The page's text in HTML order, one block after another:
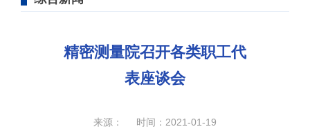
精密测量院召开各类职工代
表座谈会
来源： 时间：2021-01-19